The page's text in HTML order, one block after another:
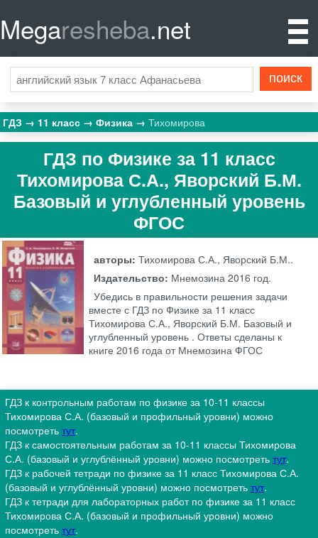
Megaresheba.net
ГДЗ 11 класс Физика Тихомирова
ГДЗ по Физике за 11 класс
Тихомирова С.А., Яворский Б.М.
Базовый и углубленный уровень
ФГОС
авторы:Тихомирова С.А., Яворский Б.М..
Издательство: Мнемозина 2016 год.
Убедись в правильности решения задачи
вместе с ГДЗ по Физике за 11 класс
Тихомирова С.А., Яворский Б.М. Базовый и
углубленный уровень . Ответы сделаны к
книге 2016 года от Мнемозина ФГОС
ГДЗ к контрольным работам по физике за 10-11 классы
Тихомирова С.А. (базовый и профильный уровни) можно
посмотреть тут.
ГДЗ к самостоятельным работам за 10-11 классы Тихомирова
С.А. (базовый и углублённый уровни) можно посмотреть тут.
ГДЗ к рабочей тетради по физике за 11 класс Тихомирова С.А.
(базовый и углублённый уровни) можно посмотреть тут.
ГДЗ к тетради для лабораторных работ по физике за 11 класс
Тихомирова С.А. (базовый и профильный уровни) можно
посмотреть тут.